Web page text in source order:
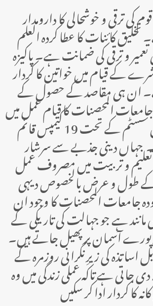
کی ترقی و خوشحالی کا دارومدار
تخلیق کائنات کا عطا کردہ العلم
و ترقی کی ضمانت ہے۔ پاکیزہ
کے قیام میں خواتین کا کردار
ان ہی مقاصد کے حصول کے
میں جامعات المحصنات کا قیام عمل میں
لایا گیا ہے، اس سسٹم کے تحت 19 کیمپس قائم
جہاں دینی جذبے سے سرشار
و تربیت میں مصروف عمل
طول و عرض بالخصوص دیہی
جامعات المحصنات کا وجود ان
مانند ہے جو جہالت کی تاریکی کے
آسمان پر پھیل جاتے ہیں۔
اساتذہ کی زیرِنگرانی روزمرہ کے
جاتی ہے تاکہ عملی زندگی میں وہ
کا کردار ادا کر سکیں